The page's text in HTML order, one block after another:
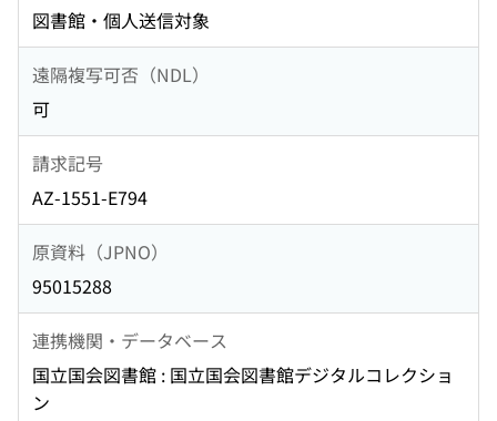
図書館・個人送信対象
遠隔複写可否（NDL）
可
請求記号
AZ-1551-E794
原資料（JPNO）
95015288
連携機関・データベース
国立国会図書館 : 国立国会図書館デジタルコレクショ
ン